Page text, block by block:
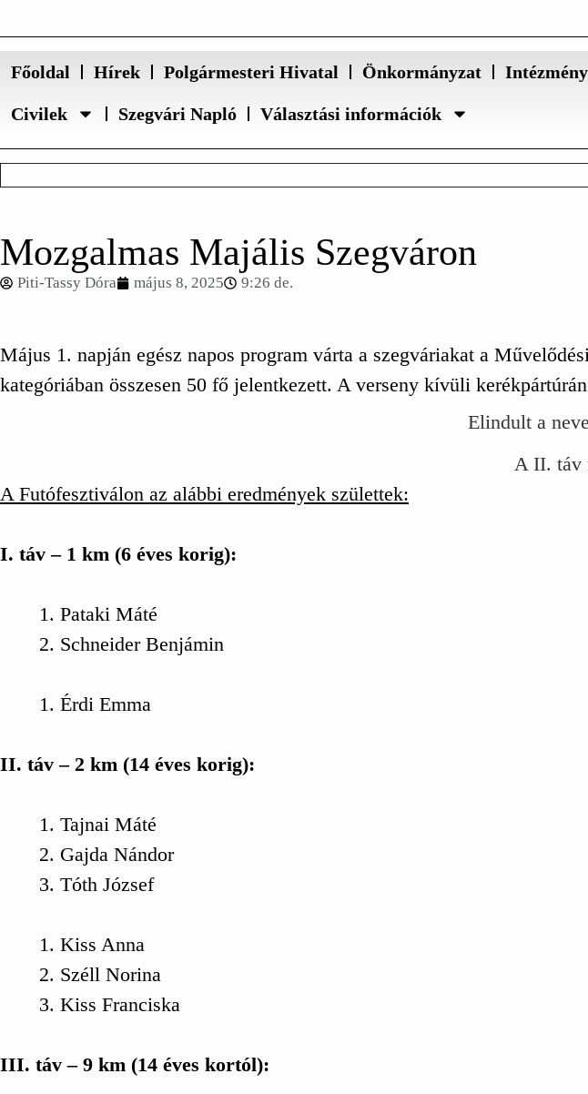
Főoldal Hírek Polgármesteri Hivatal Önkormányzat
Civilek Szegvári Napló Választási információk
Mozgalmas Majális Szegváron
Piti-Tassy Dóra május 8, 2025 9:26 de.
Május 1. napján egész napos program várta a szegváriakat a
kategóriában összesen 50 fő jelentkezett. A verseny kívüli
Elindult a
A II. táv
A Futófesztiválon az alábbi eredmények születtek:
I. táv – 1 km (6 éves korig):
Pataki Máté
Schneider Benjámin
Érdi Emma
II. táv – 2 km (14 éves korig):
Tajnai Máté
Gajda Nándor
Tóth József
Kiss Anna
Széll Norina
Kiss Franciska
III. táv – 9 km (14 éves kortól):